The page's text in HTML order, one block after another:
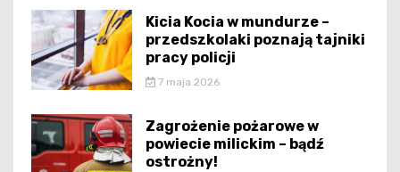
Kicia Kocia w mundurze –
przedszkolaki poznają tajniki
pracy policji
7 maja 2026
Zagrożenie pożarowe w
powiecie milickim – bądź
ostrożny!